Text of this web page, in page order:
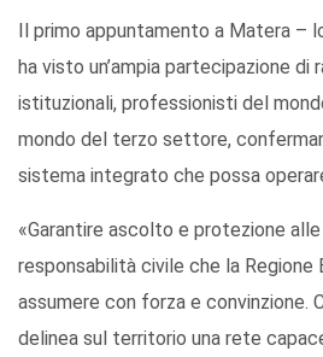
Il primo appuntamento a Matera –
ha visto un’ampia partecipazione di
istituzionali, professionisti del
mondo del terzo settore,
sistema integrato che possa
«Garantire ascolto e protezione
responsabilità civile che la Regione
assumere con forza e convinzione.
delinea sul territorio una rete